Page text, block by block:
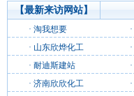
【最新来访网站】
· 淘我想要 ·
· 山东欣烨化工 ·
· 耐迪斯建站 ·
· 济南欣欣化工 ·